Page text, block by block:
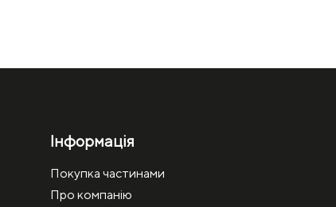
Інформація
Покупка частинами
Про компанію